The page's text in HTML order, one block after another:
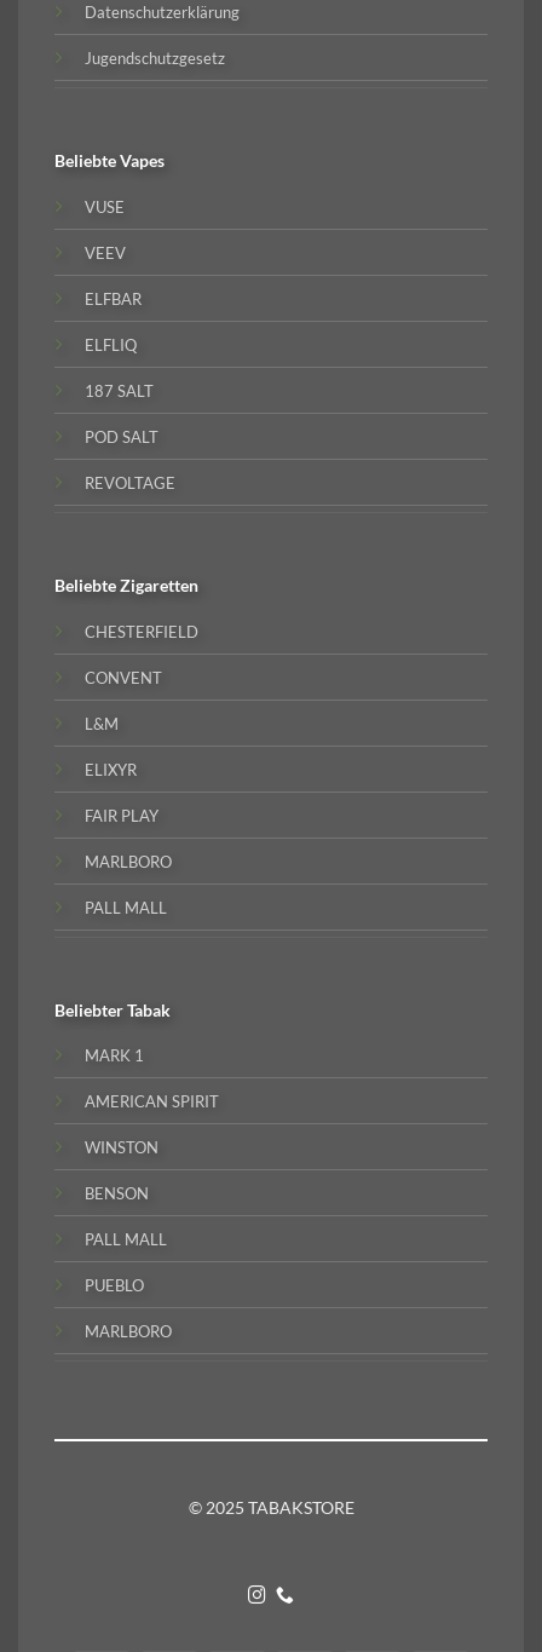
Datenschutzerklärung
Jugendschutzgesetz
BeliebteVapes
VUSE
VEEV
ELFBAR
ELFLIQ
187 SALT
POD SALT
REVOLTAGE
BeliebteZigaretten
CHESTERFIELD
CONVENT
L&M
ELIXYR
FAIR PLAY
MARLBORO
PALL MALL
BeliebterTabak
MARK 1
AMERICAN SPIRIT
WINSTON
BENSON
PALL MALL
PUEBLO
MARLBORO
© 2025 TABAKSTORE